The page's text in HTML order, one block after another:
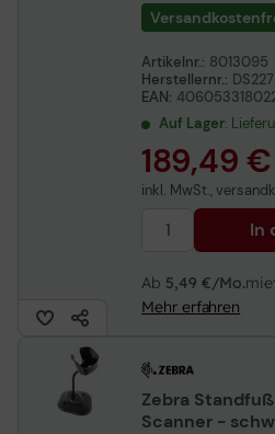
Artikelnr.: 8013095
Herstellernr.:
EAN:
Auf Lager:
189,49 €
inkl. MwSt.,
In
Ab 5,49 €/Mo.
Mehr erfahren
Zebra
Scanner -